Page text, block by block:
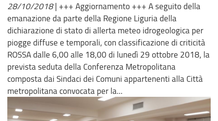
28/10/2018| +++ Aggiornamento +++ A seguito della
emanazione da parte della Regione Liguria della
dichiarazione di stato di allerta meteo idrogeologica per
piogge diffuse e temporali, con classificazione di criticità
ROSSA dalle 6,00 alle 18,00 di lunedì 29 ottobre 2018, la
prevista seduta della Conferenza Metropolitana
composta dai Sindaci dei Comuni appartenenti alla Città
metropolitana convocata per la...